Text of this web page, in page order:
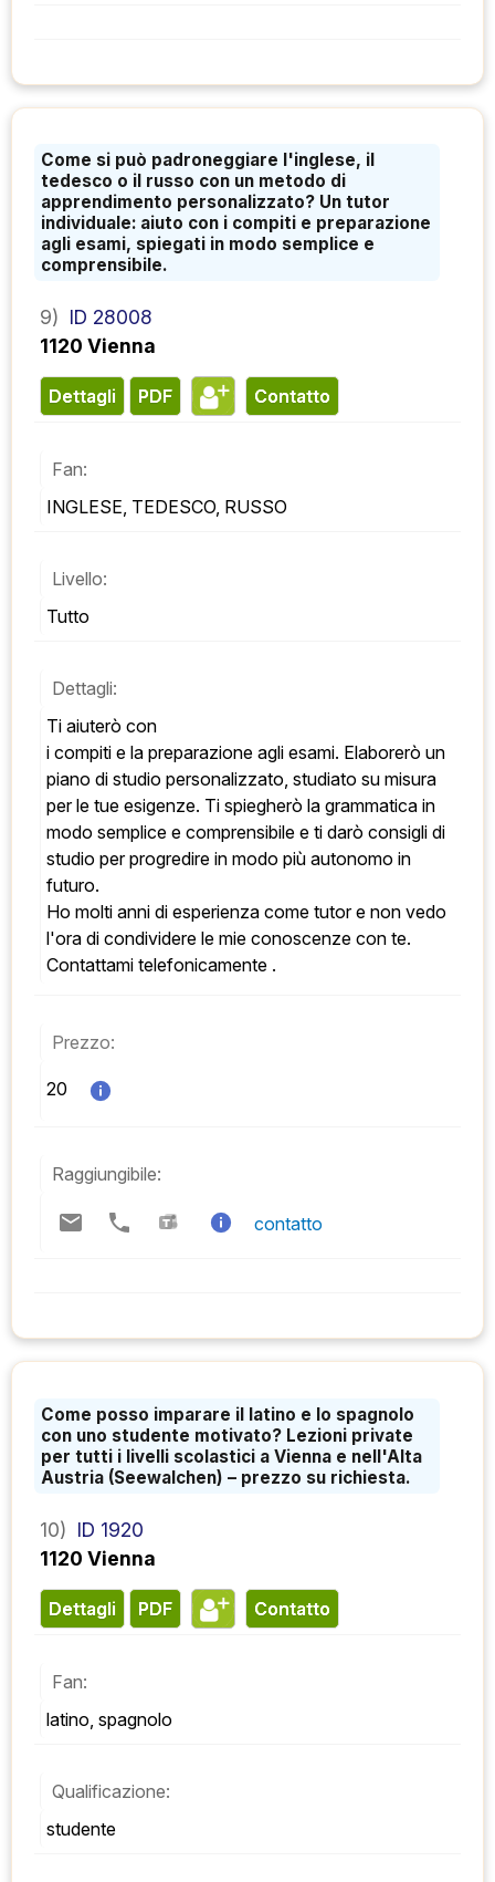
Come si può padroneggiare l'inglese, il
tedesco o il russo con un metodo di
apprendimento personalizzato? Un tutor
individuale: aiuto con i compiti e preparazione
agli esami, spiegati in modo semplice e
comprensibile.
9) ID 28008
1120 Vienna
Dettagli PDF contatto
Fan:
INGLESE, TEDESCO, RUSSO
Livello:
Tutto
Dettagli:
Ti aiuterò con
i compiti e la preparazione agli esami. Elaborerò un
piano di studio personalizzato, studiato su misura
per le tue esigenze. Ti spiegherò la grammatica in
modo semplice e comprensibile e ti darò consigli di
studio per progredire in modo più autonomo in
futuro.
Ho molti anni di esperienza come tutor e non vedo
l'ora di condividere le mie conoscenze con te.
Contattami telefonicamente .
Prezzo:
20
Raggiungibile:
contatto
Come posso imparare il latino e lo spagnolo
con uno studente motivato? Lezioni private
per tutti i livelli scolastici a Vienna e nell'Alta
Austria (Seewalchen) – prezzo su richiesta.
10) ID 1920
1120 Vienna
Dettagli PDF contatto
Fan:
latino, spagnolo
Qualificazione:
studente